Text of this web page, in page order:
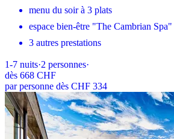
menu du soir à 3 plats
espace bien-être "The Cambrian Spa"
3 autres prestations
1-7 nuits·2 personnes·
dès 668 CHF
par personne dès CHF 334